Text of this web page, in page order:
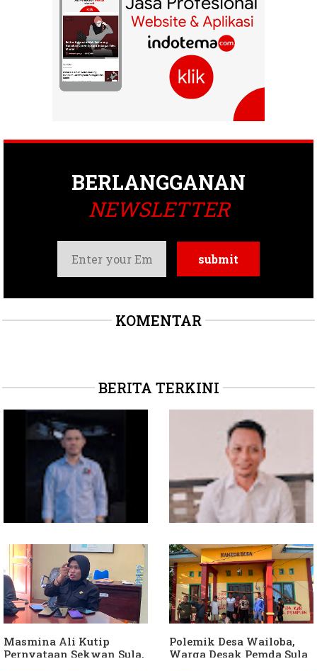
BERLANGGANAN
NEWSLETTER
KOMENTAR
BERITA TERKINI
Soal Intervensi Politik,
Langkah Wakil Ketua
Komisi I Bukan
intervensi Politik
Dituding Jadikan
Bendahara Desa Wailoba
sebagai "ATM Berjalan",
Armin Soamole: Harus
Dibuktikan
Masmina Ali Kutip
Pernyataan Sekwan Sula,
Polemik Desa Wailoba,
Warga Desak Pemda Sula